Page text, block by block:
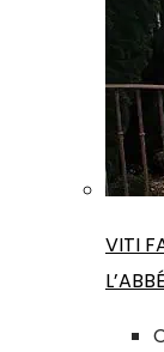
VITI